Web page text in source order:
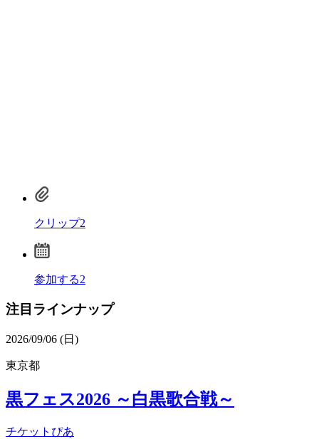
クリップ2
参加する2
注目ラインナップ
2026/09/06 (日)
東京都
黒フェス2026 ～白黒歌合戦～
チケットぴあ